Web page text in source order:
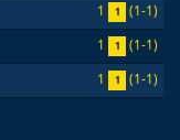
1 1
(1-1)
1 1
(1-1)
1 1 (1-1)